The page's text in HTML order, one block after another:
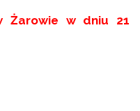
Żarowie w dniu 21